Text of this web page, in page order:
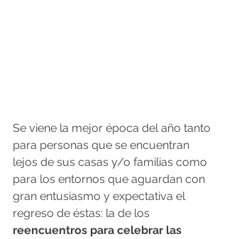
Se viene la mejor época del año tanto
para personas que se encuentran
lejos de sus casas y/o familias como
para los entornos que aguardan con
gran entusiasmo y expectativa el
regreso de éstas: la de los
reencuentros para celebrar las